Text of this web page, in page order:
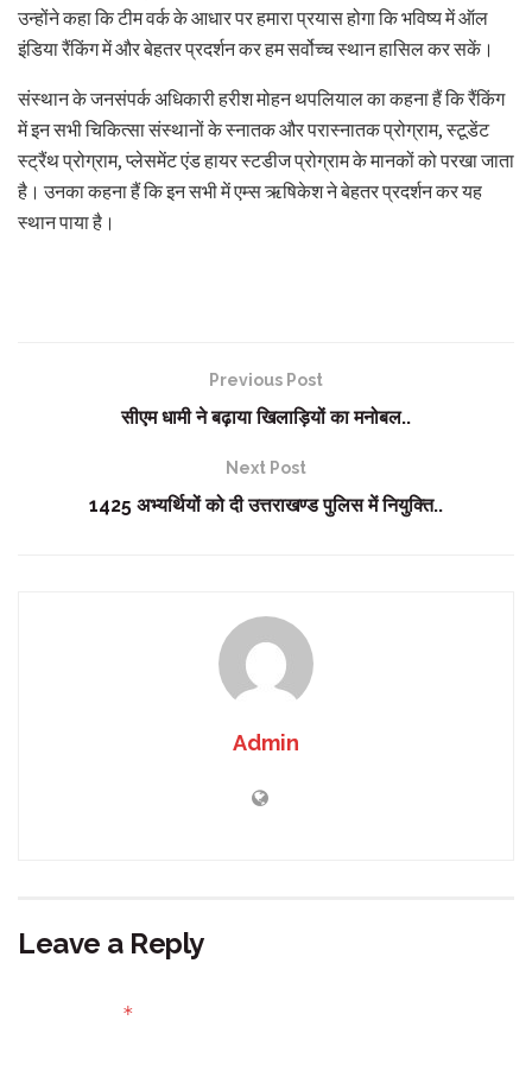
उन्होंने कहा कि टीम वर्क के आधार पर हमारा प्रयास होगा कि भविष्य में ऑल
इंडिया रैंकिंग में और बेहतर प्रदर्शन कर हम सर्वोच्च स्थान हासिल कर सकें।
संस्थान के जनसंपर्क अधिकारी हरीश मोहन थपलियाल का कहना हैं कि रैंकिंग
में इन सभी चिकित्सा संस्थानों के स्नातक और परास्नातक प्रोग्राम, स्टूडेंट
स्ट्रैंथ प्रोग्राम, प्लेसमेंट एंड हायर स्टडीज प्रोग्राम के मानकों को परखा जाता
है। उनका कहना हैं कि इन सभी में एम्स ऋषिकेश ने बेहतर प्रदर्शन कर यह
स्थान पाया है।
Previous Post
सीएम धामी ने बढ़ाया खिलाड़ियों का मनोबल..
Next Post
1425 अभ्यर्थियों को दी उत्तराखण्ड पुलिस में नियुक्ति..
Admin
Leave a Reply
*